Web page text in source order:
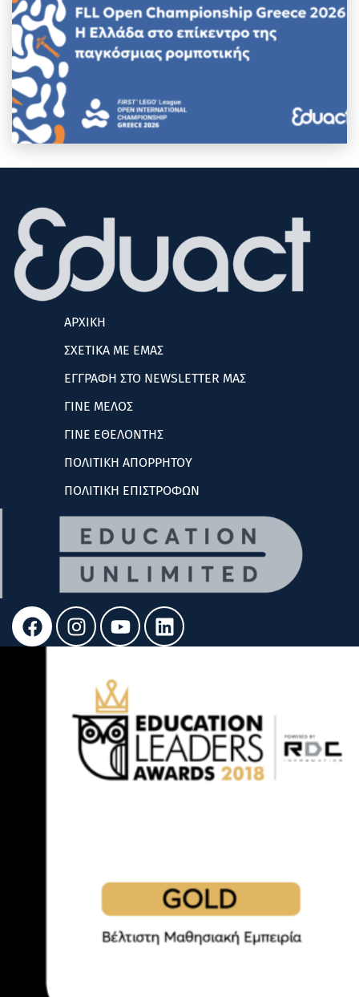
ΑΡΧΙΚΗ
ΣΧΕΤΙΚΑ ΜΕ ΕΜΑΣ
ΕΓΓΡΑΦΗ ΣΤΟ NEWSLETTER ΜΑΣ
ΓΙΝΕ ΜΕΛΟΣ
ΓΙΝΕ ΕΘΕΛΟΝΤΗΣ
ΠΟΛΙΤΙΚΗ ΑΠΟΡΡΗΤΟΥ
ΠΟΛΙΤΙΚΗ ΕΠΙΣΤΡΟΦΩΝ